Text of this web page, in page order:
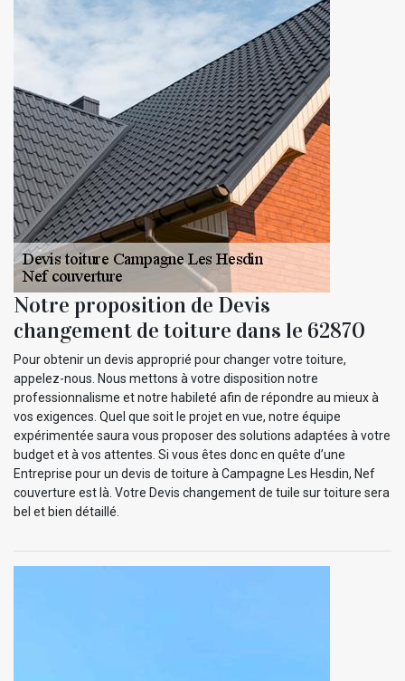
Notre proposition de Devis
changement de toiture dans le 62870
Pour obtenir un devis approprié pour changer votre toiture,
appelez-nous. Nous mettons à votre disposition notre
professionnalisme et notre habileté afin de répondre au mieux à
vos exigences. Quel que soit le projet en vue, notre équipe
expérimentée saura vous proposer des solutions adaptées à votre
budget et à vos attentes. Si vous êtes donc en quête d’une
Entreprise pour un devis de toiture à Campagne Les Hesdin, Nef
couverture est là. Votre Devis changement de tuile sur toiture sera
bel et bien détaillé.